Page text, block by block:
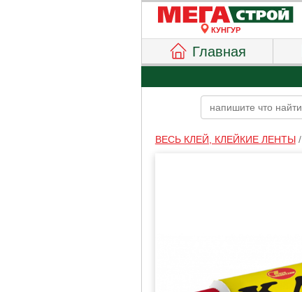
КУНГУР
Главная
ВЕСЬ КЛЕЙ, КЛЕЙКИЕ ЛЕНТЫ/